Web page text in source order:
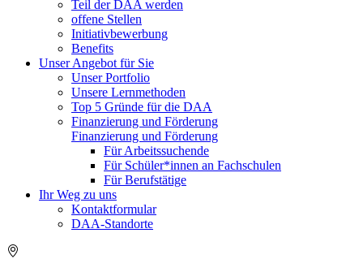
Teil der DAA werden
offene Stellen
Initiativbewerbung
Benefits
Unser Angebot für Sie
Unser Portfolio
Unsere Lernmethoden
Top 5 Gründe für die DAA
Finanzierung und Förderung
Finanzierung und Förderung
Für Arbeitssuchende
Für Schüler*innen an Fachschulen
Für Berufstätige
Ihr Weg zu uns
Kontaktformular
DAA-Standorte